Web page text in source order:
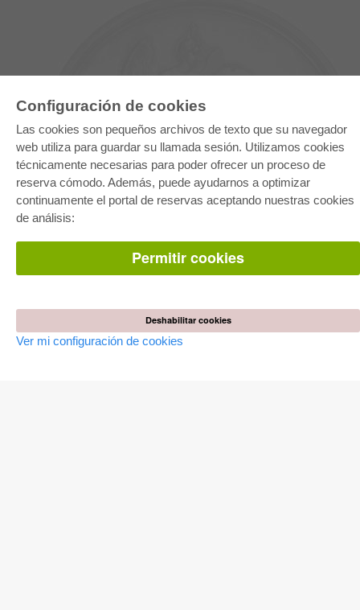
Configuración de cookies
Las cookies son pequeños archivos de texto que su navegador
web utiliza para guardar su llamada sesión. Utilizamos cookies
técnicamente necesarias para poder ofrecer un proceso de
reserva cómodo. Además, puede ayudarnos a optimizar
continuamente el portal de reservas aceptando nuestras cookies
de análisis:
Permitir cookies
Deshabilitar cookies
Ver mi configuración de cookies
E-COLLECTION
Paquete entero
Paquete de especialidades
Pick & Choose
Todos los autores
Condiciones